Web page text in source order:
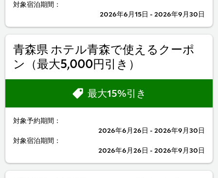
対象宿泊期間：
2026年6月15日 - 2026年9月30日
対象予約期間：
2026年6月26日 - 2026年9月30日
対象宿泊期間：
2026年6月26日 - 2026年9月30日
最大15%引き
青森県 ホテル青森で使えるクーポ
ン（最大5,000円引き）